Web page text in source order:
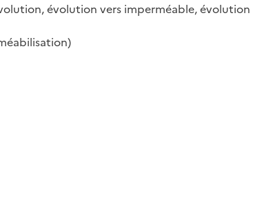
évolution vers imperméable, évolution